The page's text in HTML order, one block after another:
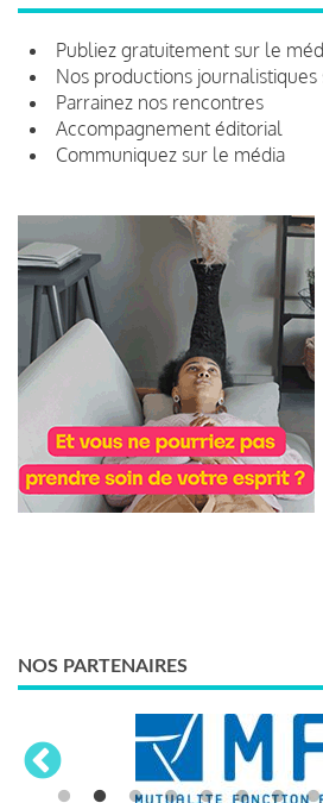
Publiez gratuitement sur le
Nos productions
Parrainez nos rencontres
Accompagnement éditorial
Communiquez sur le média
NOS PARTENAIRES